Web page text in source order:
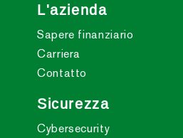
L'azienda
Sapere finanziario
Carriera
Contatto
Sicurezza
Cybersecurity